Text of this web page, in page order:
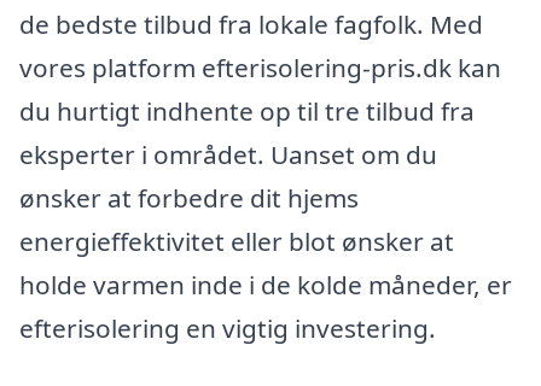
de bedste tilbud fra lokale fagfolk. Med
vores platform efterisolering-pris.dk kan
du hurtigt indhente op til tre tilbud fra
eksperter i området. Uanset om du
ønsker at forbedre dit hjems
energieffektivitet eller blot ønsker at
holde varmen inde i de kolde måneder, er
efterisolering en vigtig investering.